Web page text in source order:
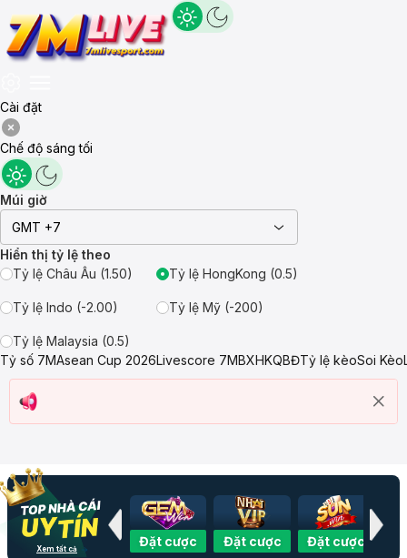
Cài đặt
Chế độ sáng tối
Múi giờ
GMT +7
Hiển thị tỷ lệ theo
Tỷ lệ Châu Âu (1.50)
Tỷ lệ HongKong (0.5)
Tỷ lệ Indo (-2.00) Tỷ lệ Mỹ (-200)
Tỷ lệ Malaysia (0.5)
Tỷ số 7MAsean Cup 2026Livescore 7MBXHKQBĐTỷ lệ kèoSoi Kèo
Xem tất cảĐặt cược Đặt cược Đặt cược Đặt cược